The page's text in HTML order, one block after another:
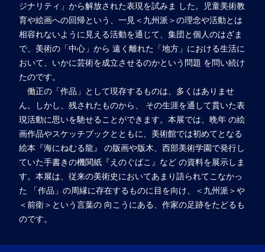
ジナリティ」から解放された表現を試みま した。児童美術教
育や絵画への回帰という、一見＜九州派＞の理念や活動とは
相容れないように見える活動を通じて、集団と個人のはざま
で、美術の「中心」から 遠く離れた「地方」における生活に
おいて、いかに芸術を成立させるのかという問題 を問い続け
たのです。
働正の「作品」として現存するものは、多くはありませ
ん。しかし、残されたものから、 その生涯を通して貫いた表
現活動に思いを馳せることができます。本展では、晩年 の絵
画作品やスケッチブックとともに、美術館では初めてとなる
絵本『海にねむる龍』 の版画や版木、西部美術学園で発行し
ていた手書きの機関紙『えのぐばこ』など の資料を展示しま
す。本展は、従来の美術史においてあまり語られてこなかっ
た 「作品」の周縁に存在するものに目を向け、＜九州派＞や
＜前衛＞という言葉の 向こうにある、作家の足跡をたどるも
のです。